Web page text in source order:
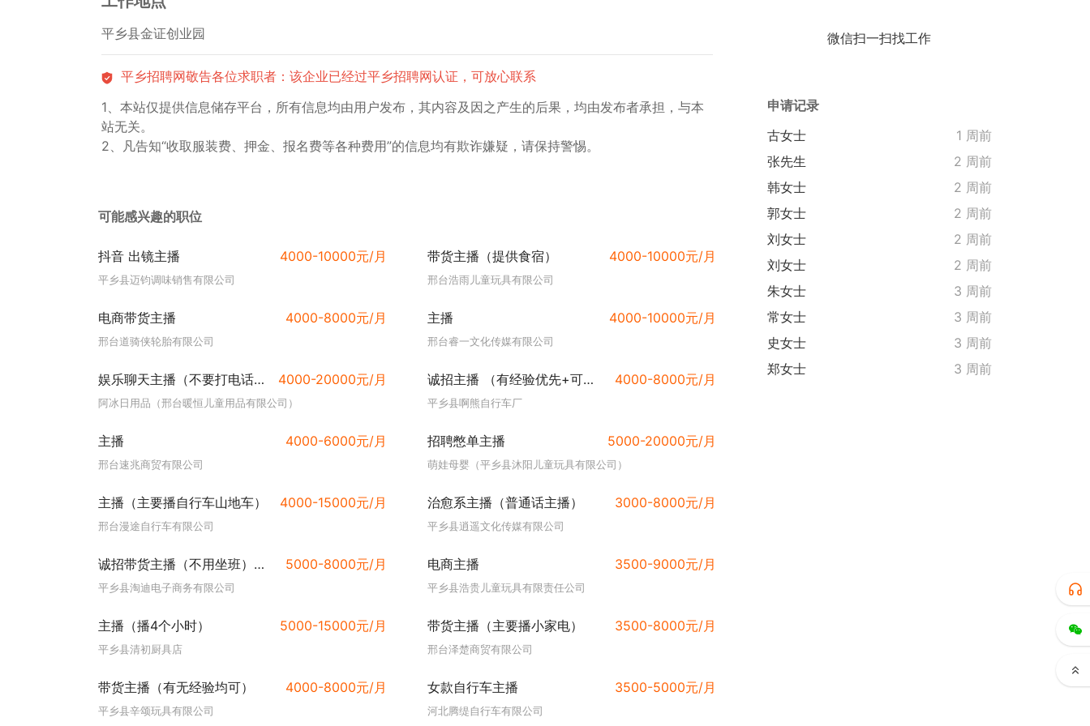
平乡县金证创业园
平乡招聘网敬告各位求职者：该企业已经过平乡招聘网认证，可放心联系
1、本站仅提供信息储存平台，所有信息均由用户发布，其内容及因之产生的后果，均由发布者承担，与本
站无关。
2、凡告知“收取服装费、押金、报名费等各种费用”的信息均有欺诈嫌疑，请保持警惕。
可能感兴趣的职位
抖音 出镜主播 4000-10000元/月
平乡县迈钧调味销售有限公司
带货主播（提供食宿） 4000-10000元/月
邢台浩雨儿童玩具有限公司
电商带货主播 4000-8000元/月
邢台道骑侠轮胎有限公司
主播 4000-10000元/月
邢台睿一文化传媒有限公司
娱乐聊天主播（不要打电话直接加微联系！） 4000-20000元/月
阿冰日用品（邢台暖恒儿童用品有限公司）
诚招主播 （有经验优先+可提供住宿） 4000-8000元/月
平乡县啊熊自行车厂
主播 4000-6000元/月
邢台速兆商贸有限公司
招聘憋单主播 5000-20000元/月
萌娃母婴（平乡县沐阳儿童玩具有限公司）
主播（主要播自行车山地车） 4000-15000元/月
邢台漫途自行车有限公司
治愈系主播（普通话主播） 3000-8000元/月
平乡县逍遥文化传媒有限公司
诚招带货主播（不用坐班）有经验，形象好 销冠➕500 全勤➕200 5000-8000元/月
平乡县淘迪电子商务有限公司
电商主播 3500-9000元/月
平乡县浩贵儿童玩具有限责任公司
主播（播4个小时） 5000-15000元/月
平乡县清初厨具店
带货主播（主要播小家电） 3500-8000元/月
邢台泽楚商贸有限公司
带货主播（有无经验均可） 4000-8000元/月
平乡县辛颂玩具有限公司
女款自行车主播 3500-5000元/月
河北腾缇自行车有限公司
微信扫一扫找工作
申请记录
古女士
1 周前
张先生
2 周前
韩女士
2 周前
郭女士
2 周前
刘女士
2 周前
刘女士
2 周前
朱女士
3 周前
常女士
3 周前
史女士
3 周前
郑女士
3 周前